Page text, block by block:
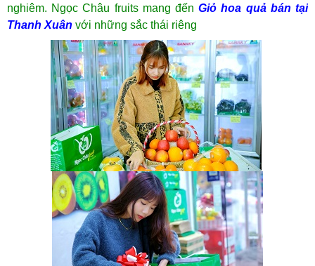
nghiêm. Ngọc Châu fruits mang đếnGiỏ hoa quả bán tại
Thanh Xuân với những sắc thái riêng